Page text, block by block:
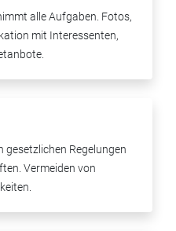
alle Aufgaben. Fotos,
mit Interessenten,
gesetzlichen Regelungen
Vermeiden von